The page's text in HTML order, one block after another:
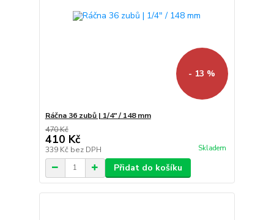
- 13 %
Ráčna 36 zubů | 1/4" / 148 mm
470 Kč
410 Kč
339 Kč bez DPH Skladem
Přidat do košíku